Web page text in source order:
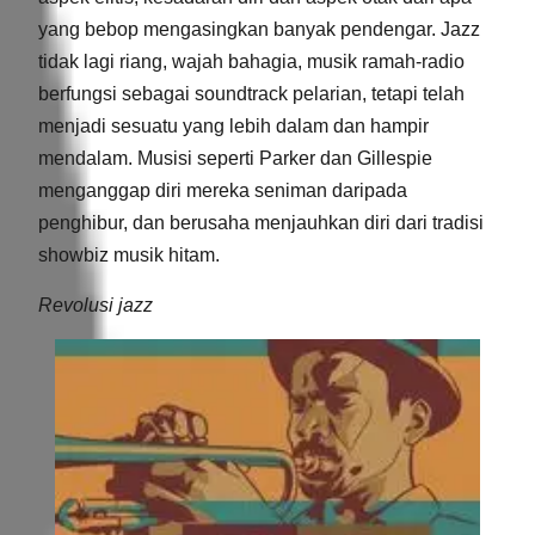
yang bebop mengasingkan banyak pendengar. Jazz
tidak lagi riang, wajah bahagia, musik ramah-radio
berfungsi sebagai soundtrack pelarian, tetapi telah
menjadi sesuatu yang lebih dalam dan hampir
mendalam. Musisi seperti Parker dan Gillespie
menganggap diri mereka seniman daripada
penghibur, dan berusaha menjauhkan diri dari tradisi
showbiz musik hitam.
Revolusi jazz